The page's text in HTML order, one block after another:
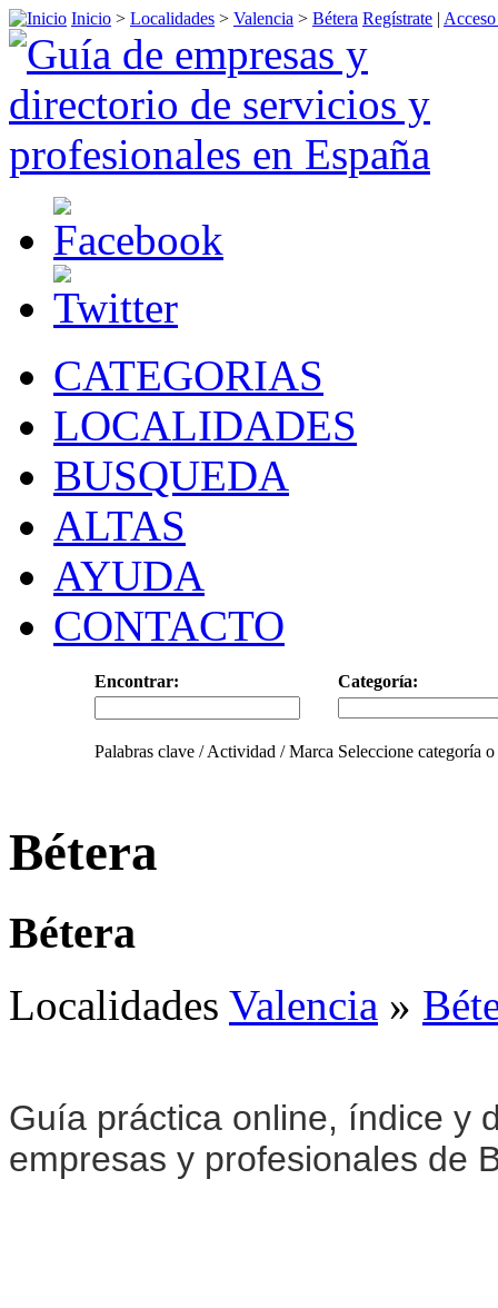
Inicio > Localidades > Valencia > Bétera Regístrate |
CATEGORIAS
LOCALIDADES
BUSQUEDA
ALTAS
AYUDA
CONTACTO
Encontrar: Categoría:
Palabras clave / Actividad / Marca Seleccione categoría
Bétera
Bétera
Localidades Valencia »
Guía práctica online, índice y
empresas y profesionales de